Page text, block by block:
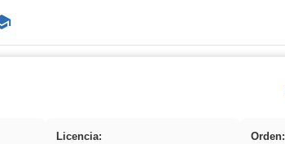
Licencia: Orden: